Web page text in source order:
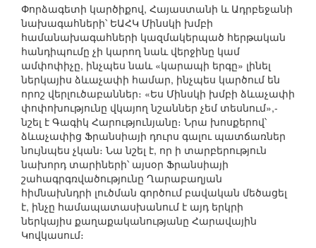
Փորձագետի կարծիքով, Հայաստանի և Ադրբեջանի
նախագահների՝ ԵԱՀԿ Մինսկի խմբի
համանախագահների կազմակերպած հերթական
հանդիպումը չի կարող նաև վերջինը կամ
ամփոփիչը, ինչպես նաև «կարապի երգը» լինել
ներկայիս ձևաչափի համար, ինչպես կարծում են
որոշ վերլուծաբաններ։ «Ես Մինսկի խմբի ձևաչափի
փոփոխությունը վկայող նշաններ չեմ տեսնում»,-
նշել է Գագիկ Հարությունյանը։ Նրա խոսքերով՝
ձևաչափից Ֆրանսիայի դուրս գալու պատճառներ
նույնպես չկան։ Նա նշել է, որ ի տարբերություն
նախորդ տարիների՝ այսօր Ֆրանսիայի
շահագրգռվածությունը Ղարաբաղյան
հիմնախնդրի լուծման գործում բավական մեծացել
է, ինչը համապատասխանում է այդ երկրի
ներկայիս քաղաքականությանը Հարավային
Կովկասում։